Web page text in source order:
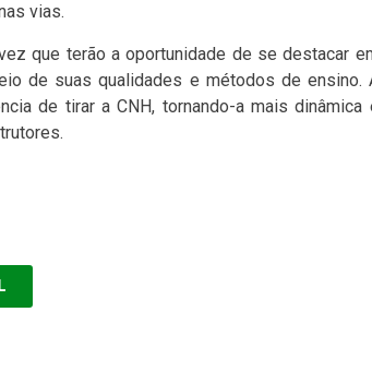
vias.
que terão a oportunidade de se destacar
de suas qualidades e métodos de ensino.
de tirar a CNH, tornando-a mais dinâmica